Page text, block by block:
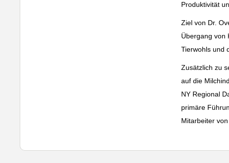
Produktivität
Ziel von Dr.
Übergang von
Tierwohls und
Zusätzlich zu
auf die
NY Regional
primäre
Mitarbeiter